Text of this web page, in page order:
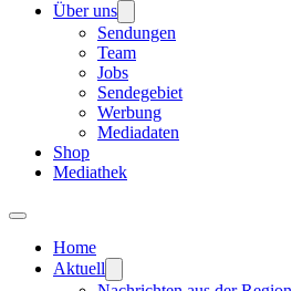
Über uns
Sendungen
Team
Jobs
Sendegebiet
Werbung
Mediadaten
Shop
Mediathek
Home
Aktuell